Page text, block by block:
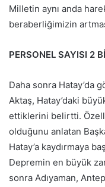
Milletin aynı anda
beraberliğimizin
PERSONEL SAYISI 2
Daha sonra Hatay’da
Aktaş, Hatay’daki
ettiklerini belirtti.
olduğunu anlatan
Hatay’a kaydırmaya
Depremin en büyük
sonra Adıyaman,